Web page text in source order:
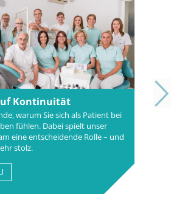
Kontinuität
warum Sie sich als Patient bei
fühlen. Dabei spielt unser
eine entscheidende Rolle – und
stolz.